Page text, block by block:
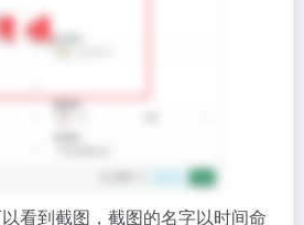
看到截图，截图的名字以时间命